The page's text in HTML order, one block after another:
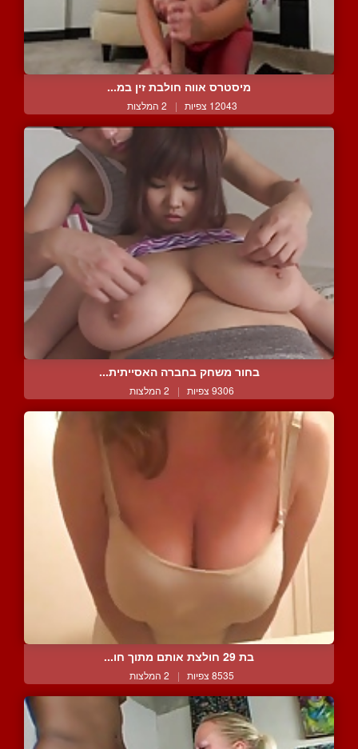
מיסטרס אווה חולבת זין במ...
12043 צפיות | 2 המלצות
בחור משחק בחברה האסייתית...
9306 צפיות | 2 המלצות
בת 29 חולצת אותם מתוך חו...
8535 צפיות | 2 המלצות